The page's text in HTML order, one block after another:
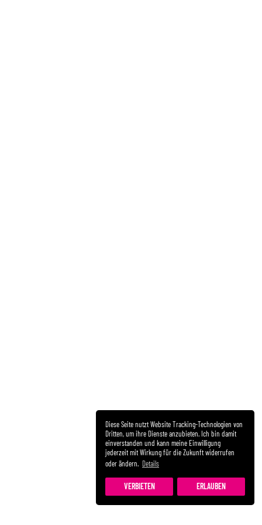
Diese Seite nutzt Website Tracking-Technologien von
Dritten, um ihre Dienste anzubieten. Ich bin damit
einverstanden und kann meine Einwilligung
jederzeit mit Wirkung für die Zukunft widerrufen
oder ändern. Details
VERBIETEN ERLAUBEN